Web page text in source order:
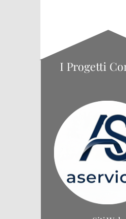
I Progetti
Giampiero G. e Daniele C.
Come Lavoriamo
Primo Incontro e Analisi:
cliente e analizziamo le
trasparente, senza impegno.
Assistenza Continua:
costante per ogni decisione
Servizi Fiscali e
Consulenza fiscale, contabile e
medie imprese, professionisti e
Contabilità e Bilancio
Contabilità in Regime
per professionisti e ditte